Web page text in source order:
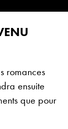
romances
ensuite
que pour